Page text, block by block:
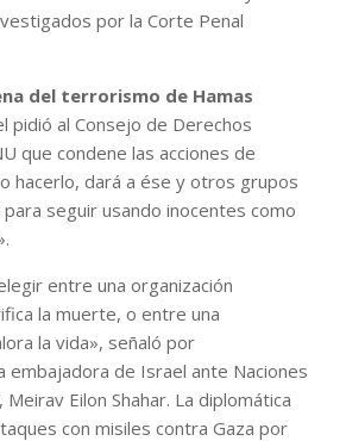
por la Corte Penal
del terrorismo de Hamas
pidió al Consejo de Derechos
que condene las acciones de
hacerlo, dará a ése y otros grupos
seguir usando inocentes como
entre una organización
la muerte, o entre una
la vida», señaló por
embajadora de Israel ante Naciones
Eilon Shahar. La diplomática
con misiles contra Gaza por